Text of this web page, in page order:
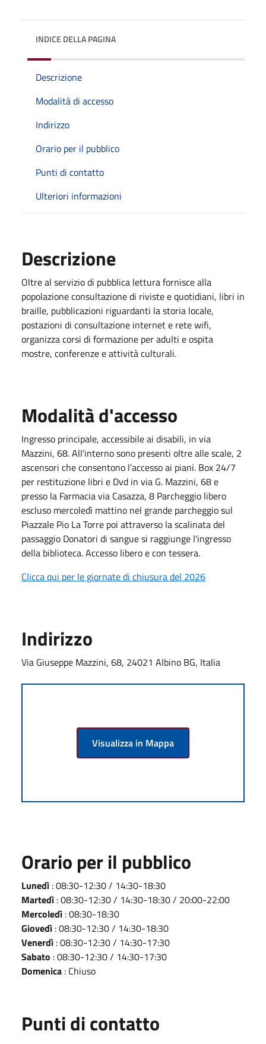
INDICE DELLA PAGINA
Descrizione
Modalità di accesso
Indirizzo
Orario per il pubblico
Punti di contatto
Ulteriori informazioni
Descrizione
Oltre al servizio di pubblica lettura fornisce alla
popolazione consultazione di riviste e quotidiani, libri in
braille, pubblicazioni riguardanti la storia locale,
postazioni di consultazione internet e rete wifi,
organizza corsi di formazione per adulti e ospita
mostre, conferenze e attività culturali.
Modalità d'accesso
Ingresso principale, accessibile ai disabili, in via
Mazzini, 68. All'interno sono presenti oltre alle scale, 2
ascensori che consentono l'accesso ai piani. Box 24/7
per restituzione libri e Dvd in via G. Mazzini, 68 e
presso la Farmacia via Casazza, 8 Parcheggio libero
escluso mercoledì mattino nel grande parcheggio sul
Piazzale Pio La Torre poi attraverso la scalinata del
passaggio Donatori di sangue si raggiunge l'ingresso
della biblioteca. Accesso libero e con tessera.
Clicca qui per le giornate di chiusura del 2026
Indirizzo
Via Giuseppe Mazzini, 68, 24021 Albino BG, Italia
Visualizza in Mappa
Orario per il pubblico
Lunedì : 08:30-12:30 / 14:30-18:30
Martedì : 08:30-12:30 / 14:30-18:30 / 20:00-22:00
Mercoledì : 08:30-18:30
Giovedì : 08:30-12:30 / 14:30-18:30
Venerdì : 08:30-12:30 / 14:30-17:30
Sabato : 08:30-12:30 / 14:30-17:30
Domenica : Chiuso
Punti di contatto